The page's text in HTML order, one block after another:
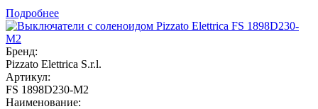
Подробнее
Бренд:
Pizzato Elettrica S.r.l.
Артикул:
FS 1898D230-M2
Наименование: